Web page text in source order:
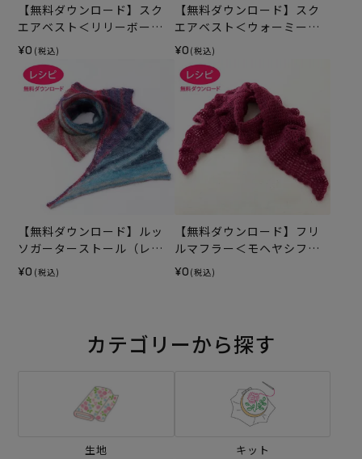
【無料ダウンロード】スク
エアベスト＜リリーボーダ
ー＞（レシピ）
¥0 (税込)
【無料ダウンロード】スク
エアベスト＜ウォーミーグ
ラン＞（レシピ）
¥0 (税込)
【無料ダウンロード】ルッ
ソガーターストール（レシ
ピ）
¥0 (税込)
【無料ダウンロード】フリ
ルマフラー＜モヘヤシフォ
ン＞（レシピ）
¥0 (税込)
カテゴリーから探す
生地 キット